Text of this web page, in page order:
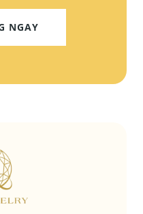
NGAY